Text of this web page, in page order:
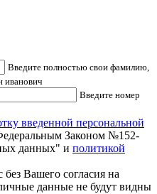
Введите полностью свои фамилию,
иванович
Введите номер
введенной персональной
Законом №152-
данных" и политикой
Вашего согласия на
данные не будут видны